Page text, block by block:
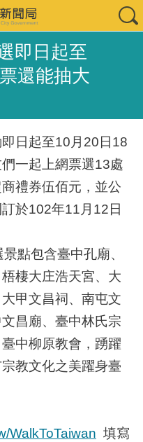
即日起至
還能抽大
即日起至10月20日18
一起上網票選13處
禮券伍佰元，並公
於102年11月12日
點包含臺中孔廟、
棲大庄浩天宮、大
甲文昌祠、南屯文
昌廟、臺中林氏宗
中柳原教會，踴躍
教文化之美躍身臺
WalkToTaiwan 填寫